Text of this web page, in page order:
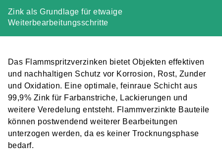
Zink als Grundlage für etwaige
Weiterbearbeitungsschritte
Das Flammspritzverzinken bietet Objekten effektiven
und nachhaltigen Schutz vor Korrosion, Rost, Zunder
und Oxidation. Eine optimale, feinraue Schicht aus
99,9% Zink für Farbanstriche, Lackierungen und
weitere Veredelung entsteht. Flammverzinkte Bauteile
können postwendend weiterer Bearbeitungen
unterzogen werden, da es keiner Trocknungsphase
bedarf.